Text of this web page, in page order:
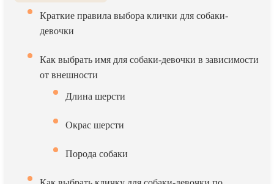
Краткие правила выбора клички для собаки-
девочки
Как выбрать имя для собаки-девочки в зависимости
от внешности
Длина шерсти
Окрас шерсти
Порода собаки